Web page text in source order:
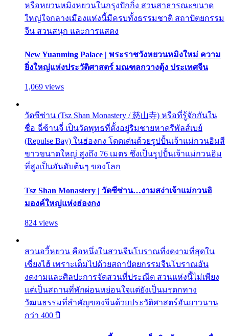
หรือหยวนหมิงหยวนในกรุงปักกิ่ง สวนสาธารณะขนาด
ใหญ่ใจกลางเมืองแห่งนี้มีครบทั้งธรรมชาติ สถาปัตยกรรม
จีน สวนสนุก และการแสดง
New Yuanming Palace | พระราชวังหยวนหมิงใหม่ ความ
ยิ่งใหญ่แห่งประวัติศาสตร์ มณฑลกวางตุ้ง ประเทศจีน
1,069 views
วัดซีซ่าน (Tsz Shan Monastery / 慈山寺) หรือที่รู้จักกันใน
ชื่อ ฉี่ซ้านจี๋ เป็นวัดพุทธที่ตั้งอยู่ริมชายหาดรีพัลส์เบย์
(Repulse Bay) ในฮ่องกง โดดเด่นด้วยรูปปั้นเจ้าแม่กวนอิมสี
ขาวขนาดใหญ่ สูงถึง 76 เมตร ซึ่งเป็นรูปปั้นเจ้าแม่กวนอิม
ที่สูงเป็นอันดับต้นๆ ของโลก
Tsz Shan Monastery | วัดซีซ่าน…งามสง่าเจ้าแม่กวนอิ
มองค์ใหญ่แห่งฮ่องกง
824 views
สวนอวี้หยวน คือหนึ่งในสวนจีนโบราณที่งดงามที่สุดใน
เซี่ยงไฮ้ เพราะเต็มไปด้วยสถาปัตยกรรมจีนโบราณอัน
งดงามและศิลปะการจัดสวนที่ประณีต สวนแห่งนี้ไม่เพียง
แต่เป็นสถานที่พักผ่อนหย่อนใจแต่ยังเป็นมรดกทาง
วัฒนธรรมที่สำคัญของจีนด้วยประวัติศาสตร์อันยาวนาน
กว่า 400 ปี